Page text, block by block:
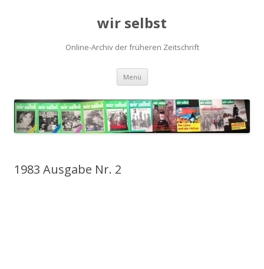
wir selbst
Online-Archiv der früheren Zeitschrift
Menü Springe
Inhalt
1983 Ausgabe Nr. 2